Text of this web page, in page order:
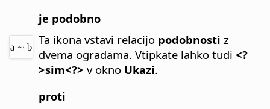
je podobno
Ta ikona vstavi relacijo podobnosti z
dvema ogradama. Vtipkate lahko tudi<?
>sim<?> v okno Ukazi.
proti